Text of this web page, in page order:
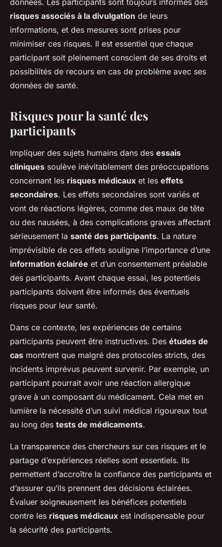
données. Les participants sont toujours informés des
risques associés à la divulgation de leurs
informations, et des mesures sont prises pour
minimiser ces risques. Il est essentiel que chaque
participant soit pleinement conscient de ses droits et
possibilités de recours en cas de problème avec ses
données de santé.
Risques pour la santé des
participants
Impliquer des sujets humains dans des essais
cliniques soulève inévitablement des préoccupations
concernant les risques médicaux et les effets
secondaires. Les effets secondaires sont variés et
vont de réactions légères, comme des maux de tête
ou des nausées, à des complications graves affectant
sérieusement la santé des participants. La nature
imprévisible de ces effets souligne l’importance d’une
information éclairée et d’un consentement préalable
des participants. Avant chaque essai, les potentiels
participants doivent être informés des éventuels
risques pour leur santé.
Dans ce contexte, les expériences de certains
participants peuvent être instructives. Des études de
cas montrent que malgré des protocoles stricts, des
incidents imprévus peuvent survenir. Par exemple, un
participant pourrait avoir une réaction allergique
grave à un composant du médicament. Cela met en
lumière la nécessité d’un suivi médical rigoureux tout
au long des tests de médicaments.
La transparence des chercheurs sur ces risques et le
partage d’expériences réelles sont essentiels. Ils
permettent d’accroître la confiance des participants et
d’assurer qu’ils prennent des décisions éclairées.
Évaluer soigneusement les bénéfices potentiels
contre les risques médicaux est indispensable pour
la sécurité des participants.